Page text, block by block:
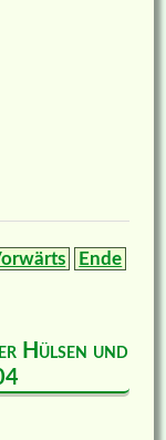
Ende
Hülsen und